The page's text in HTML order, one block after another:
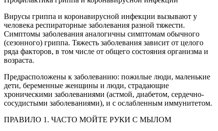
Вирусы гриппа и коронавирусной инфекции вызывают у
человека респираторные заболевания разной тяжести.
Симптомы заболевания аналогичны симптомам обычного
(сезонного) гриппа. Тяжесть заболевания зависит от целого
ряда факторов, в том числе от общего состояния организма и
возраста.
Предрасположены к заболеванию: пожилые люди, маленькие
дети, беременные женщины и люди, страдающие
хроническими заболеваниями (астмой, диабетом, сердечно-
сосудистыми заболеваниями), и с ослабленным иммунитетом.
ПРАВИЛО 1. ЧАСТО МОЙТЕ РУКИ С МЫЛОМ